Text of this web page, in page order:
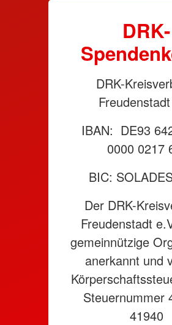
DRK-
DRK-
IBAN: DE93
0000 0217
BIC:
Der DRK-
Freudenstadt
gemeinnützige
anerkannt und
Steuernummer
41940